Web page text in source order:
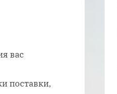
вас
поставки,